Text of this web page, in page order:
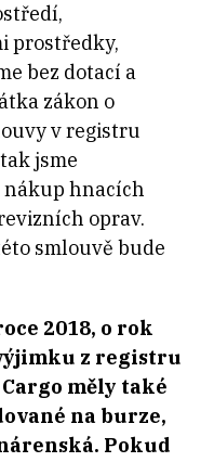
prostředky,
bez dotací a
zákon o
v registru
jsme
hnacích
oprav.
smlouvě bude
2018, o rok
z registru
měly také
na burze,
Pokud